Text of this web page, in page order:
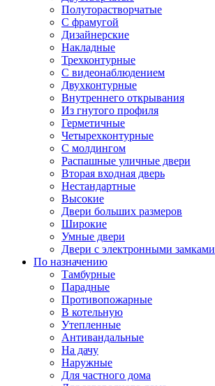
Полуторастворчатые
С фрамугой
Дизайнерские
Накладные
Трехконтурные
С видеонаблюдением
Двухконтурные
Внутреннего открывания
Из гнутого профиля
Герметичные
Четырехконтурные
С молдингом
Распашные уличные двери
Вторая входная дверь
Нестандартные
Высокие
Двери больших размеров
Широкие
Умные двери
Двери с электронными замками
По назначению
Тамбурные
Парадные
Противопожарные
В котельную
Утепленные
Антивандальные
На дачу
Наружные
Для частного дома